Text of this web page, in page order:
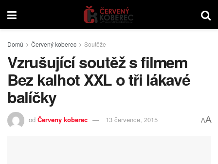
Domů Červený koberec Soutěže
Vzrušující soutěž s filmem
Bez kalhot XXL o tři lákavé
balíčky
od Červeny koberec 13 července, 2015 AA